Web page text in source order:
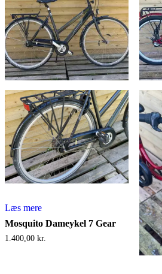
Læs mere
Mosquito Dameykel 7 Gear
1.400,00 kr.